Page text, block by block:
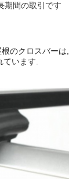
期間の取引です
のクロスバー
います.